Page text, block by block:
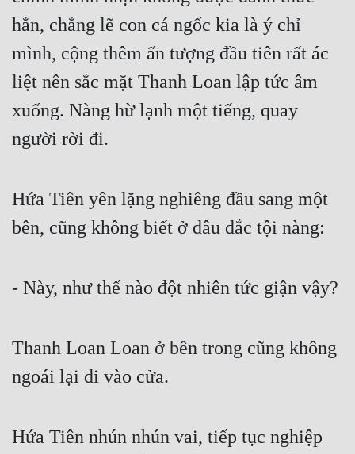
hắn, chẳng lẽ con cá ngốc kia là ý chỉ
mình, cộng thêm ấn tượng đầu tiên rất ác
liệt nên sắc mặt Thanh Loan lập tức âm
xuống. Nàng hừ lạnh một tiếng, quay
người rời đi.
Hứa Tiên yên lặng nghiêng đầu sang một
bên, cũng không biết ở đâu đắc tội nàng:
- Này, như thế nào đột nhiên tức giận vậy?
Thanh Loan Loan ở bên trong cũng không
ngoái lại đi vào cửa.
Hứa Tiên nhún nhún vai, tiếp tục nghiệp